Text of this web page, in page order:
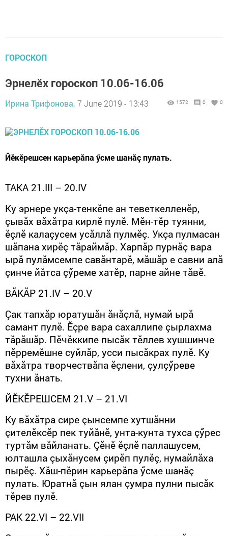
ГОРОСКОП
Эрнелӗх гороскоп 10.06-16.06
Ирина Трифонова, 7 June 2019 - 13:43 1572 0 0
Йӗкӗрешсен карьерăпа ӳсме шанăç пулать.
ТАКА 21.III – 20.IV
Ку эрнере укçа-тенкӗпе ан теветкелленӗр,
çывăх вăхăтра кирлӗ пулӗ. Мӗн-тӗр туянни,
ӗçлӗ калаçусем усăллă пулмӗç. Укçа пулмасан
шăпана хирӗç тăраймăр. Харпăр пурнăç вара
ырă пулăмсемпе савăнтарӗ, мăшăр е савни алă
çинче йăтса çӳреме хатӗр, парне айне тăвӗ.
ВĂКĂР 21.IV – 20.V
Çак тапхăр юратушăн ăнăçлă, нумай ырă
самант пулӗ. Ӗçре вара сахаллипе çырлахма
тăрăшăр. Пӗчӗккипе пысăк тӗллев хушшинче
пӗрремӗшне суйлăр, усси пысăкрах пулӗ. Ку
вăхăтра творчествăпа ӗçлени, çулçӳреве
тухни ăнать.
ЙӖКӖРЕШСЕМ 21.V – 21.VI
Ку вăхăтра сире çынсемпе хутшăнни
çителӗксӗр пек туйăнӗ, унта-кунта тухса çӳрес
туртăм вăйланать. Çӗнӗ ӗçлӗ паллашусем,
юлташла çыхăнусем çирӗп пулӗç, нумайлăха
пырӗç. Хăш-пӗрин карьерăпа ӳсме шанăç
пулать. Юратнă çын ялан çумра пулни пысăк
тӗрев пулӗ.
РАК 22.VI – 22.VII